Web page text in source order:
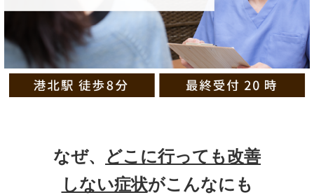
なぜ、
どこに行っても改善
しない症状がこんなにも